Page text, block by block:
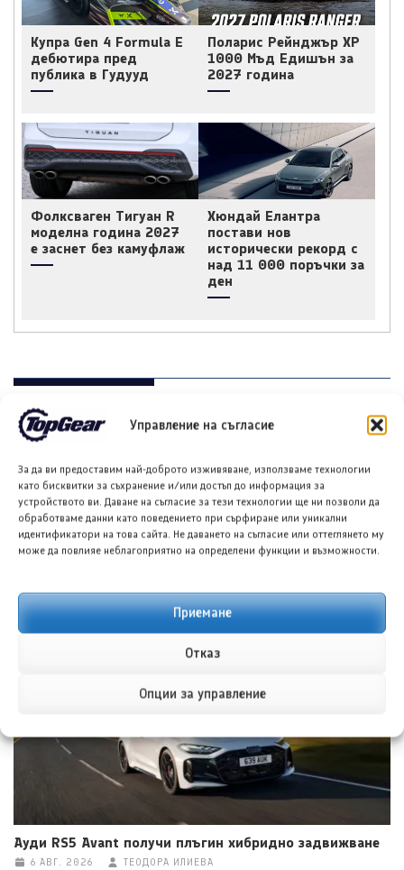
Управление на съгласие
За да ви предоставим най-доброто изживяване, използваме технологии
като бисквитки за съхранение и/или достъп до информация за
устройството ви. Даване на съгласие за тези технологии ще ни позволи да
обработваме данни като поведението при сърфиране или уникални
идентификатори на това сайта. Не даването на съгласие или оттеглянето му
може да повлияе неблагоприятно на определени функции и възможности.
Приемане
Отказ
Опции за управление
Купра Gen 4 Formula E
дебютира пред
публика в Гудууд
Поларис Рейнджър ХР
1000 Мъд Едишън за
2027 година
Фолксваген Тигуан R
моделна година 2027
е заснет без камуфлаж
Хюндай Елантра
постави нов
исторически рекорд с
над 11 000 поръчки за
ден
Тойота C-HR EV 2027: Цени от 34 484 евро
6 АВГ. 2026 ГЛОРИЯ ПЪРВАНОВА
Ауди RS5 Avant получи плъгин хибридно задвижване
6 АВГ. 2026 ТЕОДОРА ИЛИЕВА